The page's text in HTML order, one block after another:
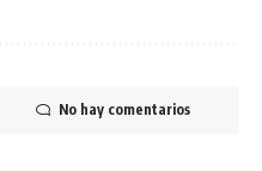
No hay comentarios